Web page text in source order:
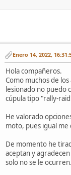
Enero 14, 2022,
Hola compañeros.
Como muchos de
lesionado no puedo
cúpula tipo "rally-
He valorado
moto, pues igual me
De momento he
aceptan y
solo no se le ocurren.